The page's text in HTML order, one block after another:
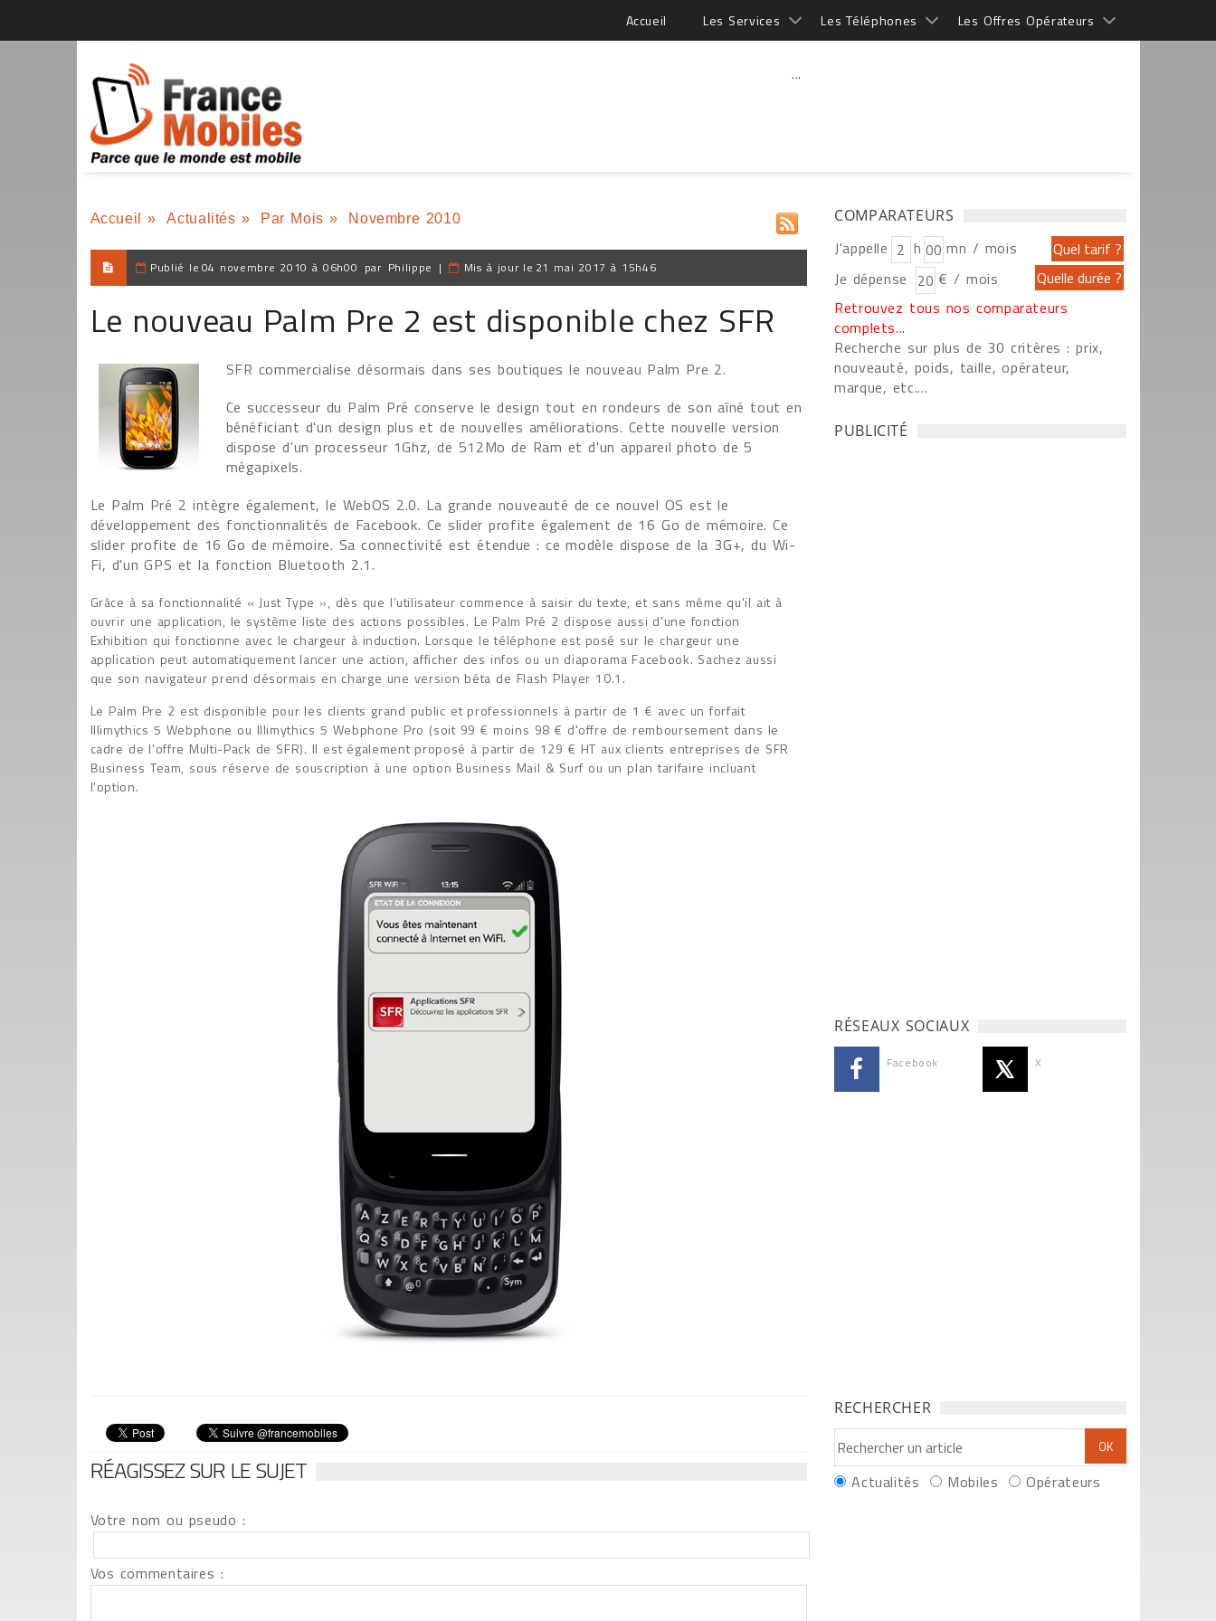
Accueil Les Services Les Téléphones Les Offres Opérateurs
...
Accueil » Actualités » Par Mois » Novembre 2010
Publié le 04 novembre 2010 à 06h00 par Philippe | Mis à jour le 21 mai 2017 à 15h46
Le nouveau Palm Pre 2 est disponible chez SFR
SFR commercialise désormais dans ses boutiques le nouveau Palm Pre 2.
Ce successeur du Palm Pré conserve le design tout en rondeurs de son aîné tout en
bénéficiant d'un design plus et de nouvelles améliorations. Cette nouvelle version
dispose d'un processeur 1Ghz, de 512Mo de Ram et d'un appareil photo de 5
mégapixels.
Le Palm Pré 2 intègre également, le WebOS 2.0. La grande nouveauté de ce nouvel OS est le
développement des fonctionnalités de Facebook. Ce slider profite également de 16 Go de mémoire. Ce
slider profite de 16 Go de mémoire. Sa connectivité est étendue : ce modèle dispose de la 3G+, du Wi-
Fi, d'un GPS et la fonction Bluetooth 2.1.
Grâce à sa fonctionnalité « Just Type », dès que l’utilisateur commence à saisir du texte, et sans même qu'il ait à
ouvrir une application, le système liste des actions possibles. Le Palm Pré 2 dispose aussi d'une fonction
Exhibition qui fonctionne avec le chargeur à induction. Lorsque le téléphone est posé sur le chargeur une
application peut automatiquement lancer une action, afficher des infos ou un diaporama Facebook. Sachez aussi
que son navigateur prend désormais en charge une version béta de Flash Player 10.1.
Le Palm Pre 2 est disponible pour les clients grand public et professionnels à partir de 1 € avec un forfait
Illimythics 5 Webphone ou Illimythics 5 Webphone Pro (soit 99 € moins 98 € d'offre de remboursement dans le
cadre de l'offre Multi-Pack de SFR). Il est également proposé à partir de 129 € HT aux clients entreprises de SFR
Business Team, sous réserve de souscription à une option Business Mail & Surf ou un plan tarifaire incluant
l'option.
RÉAGISSEZ SUR LE SUJET
Votre nom ou pseudo :
Vos commentaires :
COMPARATEURS
J'appelle h
mn / mois
Je dépense
€ / mois
Retrouvez tous nos comparateurs
complets...
Recherche sur plus de 30 critères : prix,
nouveauté, poids, taille, opérateur,
marque, etc....
PUBLICITÉ
RÉSEAUX SOCIAUX
Facebook X
RECHERCHER
Actualités Mobiles Opérateurs